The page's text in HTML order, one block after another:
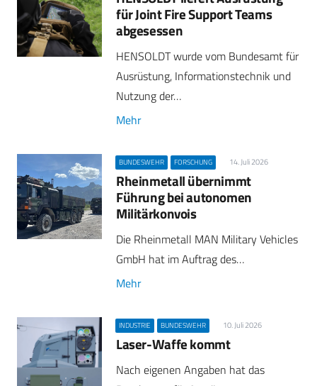
für Joint Fire Support Teams
abgesessen
HENSOLDT wurde vom Bundesamt für
Ausrüstung, Informationstechnik und
Nutzung der…
Mehr
BUNDESWEHR FORSCHUNG 14. Juli 2026
Rheinmetall übernimmt
Führung bei autonomen
Militärkonvois
Die Rheinmetall MAN Military Vehicles
GmbH hat im Auftrag des…
Mehr
INDUSTRIE BUNDESWEHR 10. Juli 2026
Laser-Waffe kommt
Nach eigenen Angaben hat das